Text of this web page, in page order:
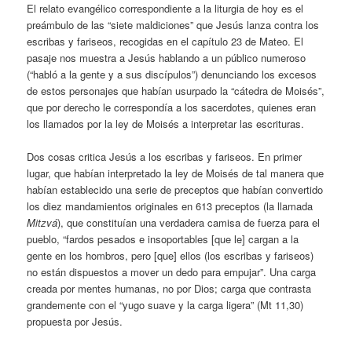
El relato evangélico correspondiente a la liturgia de hoy es el
preámbulo de las “siete maldiciones” que Jesús lanza contra los
escribas y fariseos, recogidas en el capítulo 23 de Mateo. El
pasaje nos muestra a Jesús hablando a un público numeroso
(“habló a la gente y a sus discípulos”) denunciando los excesos
de estos personajes que habían usurpado la “cátedra de Moisés”,
que por derecho le correspondía a los sacerdotes, quienes eran
los llamados por la ley de Moisés a interpretar las escrituras.
Dos cosas critica Jesús a los escribas y fariseos. En primer
lugar, que habían interpretado la ley de Moisés de tal manera que
habían establecido una serie de preceptos que habían convertido
los diez mandamientos originales en 613 preceptos (la llamada
Mitzvá), que constituían una verdadera camisa de fuerza para el
pueblo, “fardos pesados e insoportables [que le] cargan a la
gente en los hombros, pero [que] ellos (los escribas y fariseos)
no están dispuestos a mover un dedo para empujar”. Una carga
creada por mentes humanas, no por Dios; carga que contrasta
grandemente con el “yugo suave y la carga ligera” (Mt 11,30)
propuesta por Jesús.